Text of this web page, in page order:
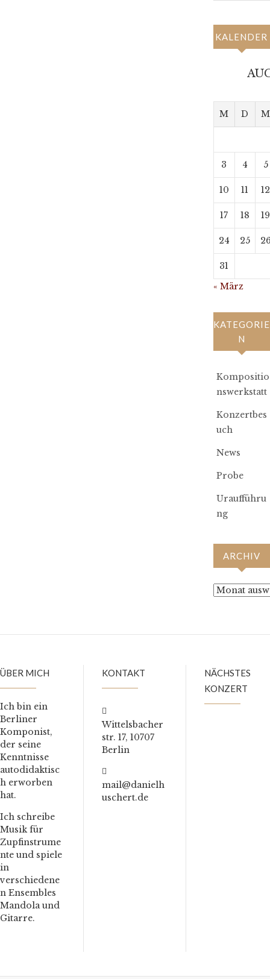
KALENDER
M D M
3 4 5
10 11 12
17 18 19
24 25
31
« März
KATEGORIE
N
Kompositio
nswerkstatt
Konzertbes
uch
News
Probe
Uraufführu
ng
ARCHIV
Archiv
ÜBER MICH
Ich bin ein
Berliner
Komponist,
der seine
Kenntnisse
autodidaktisc
h erworben
hat.
Ich schreibe
Musik für
Zupfinstrume
nte und spiele
in
verschiedene
n Ensembles
Mandola und
Gitarre.
KONTAKT
Wittelsbacher
str. 17, 10707
Berlin
mail@danielh
uschert.de
NÄCHSTES
KONZERT